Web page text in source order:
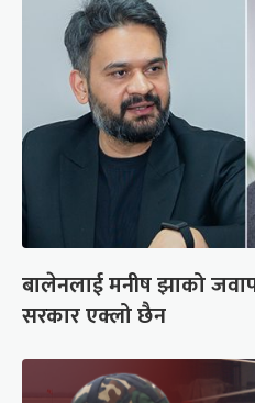
बालेनलाई मनीष झाको
सरकार एक्लो छैन